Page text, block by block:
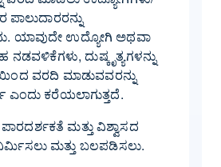
ಪಾಲುದಾರರನ್ನು
ಯಾವುದೇ ಉದ್ಯೋಗಿ ಅಥವಾ
ದುಷ್ಕೃತ್ಯಗಳನ್ನು
ವರದಿ ಮಾಡುವವರನ್ನು
ಕರೆಯಲಾಗುತ್ತದೆ.
ಮತ್ತು ವಿಶ್ವಾಸದ
ಮತ್ತು ಬಲಪಡಿಸಲು.